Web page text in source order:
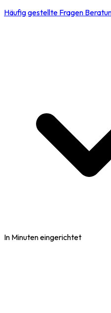
Häufig gestellte Fragen
In Minuten eingerichtet